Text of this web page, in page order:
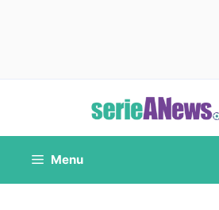
contenuto
Menu